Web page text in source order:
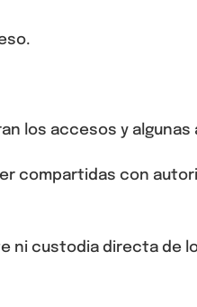
los accesos y algunas
compartidas con
ni custodia directa de